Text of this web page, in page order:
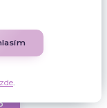
zde.